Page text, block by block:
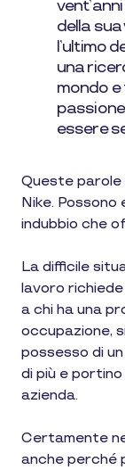
della
l’ultimo
una
mondo e
essere
Queste parole
Nike. Possono
indubbio che
La difficile
lavoro richiede
a chi ha una
occupazione,
possesso di
di più e
azienda.
Certamente
anche perché